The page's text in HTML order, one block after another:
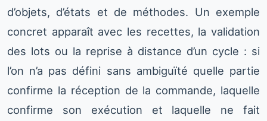
d’objets, d’états et de méthodes. Un exemple
concret apparaît avec les recettes, la validation
des lots ou la reprise à distance d’un cycle : si
l’on n’a pas défini sans ambiguïté quelle partie
confirme la réception de la commande, laquelle
confirme son exécution et laquelle ne fait